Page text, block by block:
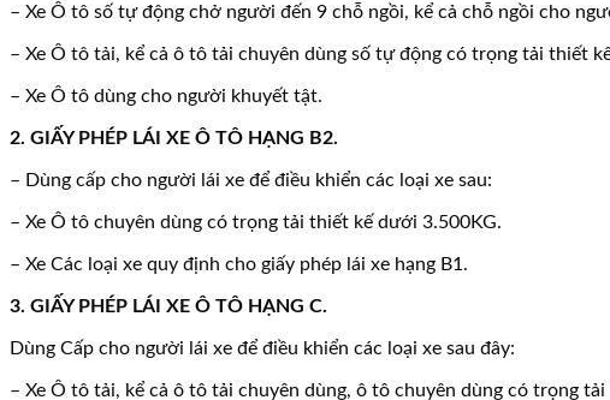
– Xe Ô tô số tự động chở người đến 9 chỗ ngồi, kể cả chỗ ngồi cho
– Xe Ô tô tải, kể cả ô tô tải chuyên dùng số tự động có trọng tải thiết
– Xe Ô tô dùng cho người khuyết tật.
2. GIẤY PHÉP LÁI XE Ô TÔ HẠNG B2.
– Dùng cấp cho người lái xe để điều khiển các loại xe sau:
– Xe Ô tô chuyên dùng có trọng tải thiết kế dưới 3.500KG.
– Xe Các loại xe quy định cho giấy phép lái xe hạng B1.
3. GIẤY PHÉP LÁI XE Ô TÔ HẠNG C.
Dùng Cấp cho người lái xe để điều khiển các loại xe sau đây:
– Xe Ô tô tải, kể cả ô tô tải chuyên dùng, ô tô chuyên dùng có trọng